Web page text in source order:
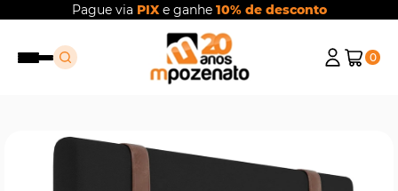
Pague via PIXe ganhe 10% de desconto
0